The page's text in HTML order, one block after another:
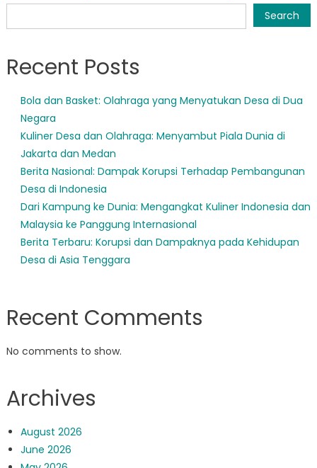
navigation
Search
Recent Posts
Bola dan Basket: Olahraga yang Menyatukan Desa di Dua
Negara
Kuliner Desa dan Olahraga: Menyambut Piala Dunia di
Jakarta dan Medan
Berita Nasional: Dampak Korupsi Terhadap Pembangunan
Desa di Indonesia
Dari Kampung ke Dunia: Mengangkat Kuliner Indonesia dan
Malaysia ke Panggung Internasional
Berita Terbaru: Korupsi dan Dampaknya pada Kehidupan
Desa di Asia Tenggara
Recent Comments
No comments to show.
Archives
August 2026
June 2026